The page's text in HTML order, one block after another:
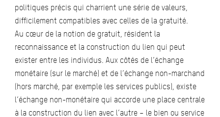
politiques précis qui charrient une série de valeurs,
difficilement compatibles avec celles de la gratuité.
Au cœur de la notion de gratuit, résident la
reconnaissance et la construction du lien qui peut
exister entre les individus. Aux côtés de l’échange
monétaire (sur le marché) et de l’échange non-marchand
(hors marché, par exemple les services publics), existe
l’échange non-monétaire qui accorde une place centrale
à la construction du lien avec l’autre – le bien ou service